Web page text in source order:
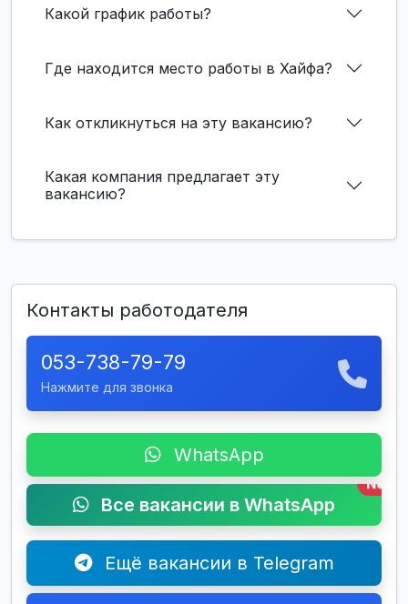
Какой график работы?
Где находится место работы в Хайфа?
Как откликнуться на эту вакансию?
Какая компания предлагает эту
вакансию?
Контакты работодателя
053-738-79-79
Нажмите для звонка
WhatsApp
Все вакансии в WhatsApp
New
Ещё вакансии в Telegram